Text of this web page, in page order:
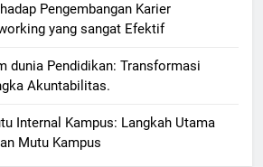
Pengembangan Karier
yang sangat Efektif
dunia Pendidikan: Transformasi
Akuntabilitas.
Internal Kampus: Langkah Utama
Mutu Kampus